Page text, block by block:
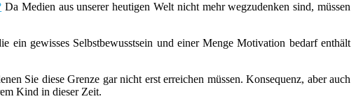
Da Medien aus unserer heutigen Welt nicht mehr wegzudenken sind, müssen
ein gewisses Selbstbewusstsein und einer Menge Motivation bedarf enthält
Sie diese Grenze gar nicht erst erreichen müssen. Konsequenz, aber auch
Kind in dieser Zeit.